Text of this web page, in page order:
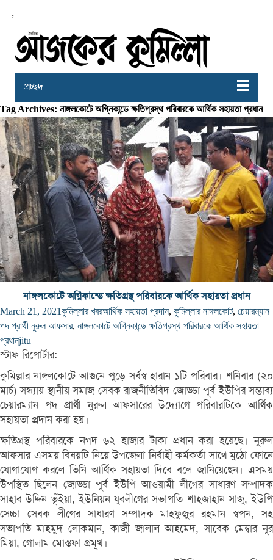
,
প্রচ্ছদ
Tag Archives: নাঙ্গলকোটে অগ্নিকান্ডে ক্ষতিগ্রস্থ পরিবারকে আর্থিক সহায়তা প্রধান
নাঙ্গলকোটে অগ্নিকান্ডে ক্ষতিগ্রস্থ পরিবারকে আর্থিক সহায়তা প্রধান
March 21, 2021কুমিল্লার খবরআর্থিক সহায়তা প্রদান, কুমিল্লার নাঙ্গলকোট, চেয়ারম্যান
পদ প্রার্থী নুরুল আফসার, নাঙ্গলকোটে অগ্নিকান্ডে ক্ষতিগ্রস্থ পরিবারকে আর্থিক সহায়তা
প্রধানjitu
স্টাফ রিপোর্টার:
কুমিল্লার নাঙ্গলকোটে আগুনে পুড়ে সর্বস্ব হারান ১টি পরিবার। শনিবার (২০
মার্চ) সন্ধ্যায় স্থানীয় সমাজ সেবক রাজনীতিবিদ জোড্ডা পূর্ব ইউপির সম্ভাব্য
চেয়ারম্যান পদ প্রার্থী নুরুল আফসারের উদ্যোগে পরিবারটিকে আর্থিক
সহায়তা প্রদান করা হয়।
ক্ষতিগ্রস্থ পরিবারকে নগদ ৬২ হাজার টাকা প্রধান করা হয়েছে। নুরুল
আফসার এসময় বিষয়টি নিয়ে উপজেলা নির্বাহী কর্মকর্তা সাথে মুঠো ফোনে
যোগাযোগ করলে তিনি আর্থিক সহায়তা দিবে বলে জানিয়েছেন। এসময়
উপস্থিত ছিলেন জোড্ডা পূর্ব ইউপি আওয়ামী লীগের সাধারণ সম্পাদক
সাহাব উদ্দিন ভূঁইয়া, ইউনিয়ন যুবলীগের সভাপতি শাহজাহান সাজু, ইউপি
সেচ্চা সেবক লীগের সাধারণ সম্পাদক মাহফুজুর রহমান স্বপন, সহ
সভাপতি মাহমুদ লোকমান, কাজী জালাল আহমেদ, সাবেক মেম্বার নূর
মিয়া, গোলাম মোস্তফা প্রমূখ।